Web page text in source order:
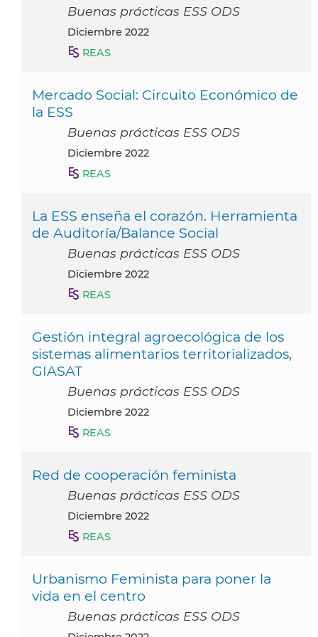
Buenas prácticas ESS ODS
diciembre 2022
REAS
Mercado Social: Circuito Económico de
la ESS
Buenas prácticas ESS ODS
diciembre 2022
REAS
La ESS enseña el corazón. Herramienta
de Auditoría/Balance Social
Buenas prácticas ESS ODS
diciembre 2022
REAS
Gestión integral agroecológica de los
sistemas alimentarios territorializados,
GIASAT
Buenas prácticas ESS ODS
diciembre 2022
REAS
Red de cooperación feminista
Buenas prácticas ESS ODS
diciembre 2022
REAS
Urbanismo Feminista para poner la
vida en el centro
Buenas prácticas ESS ODS